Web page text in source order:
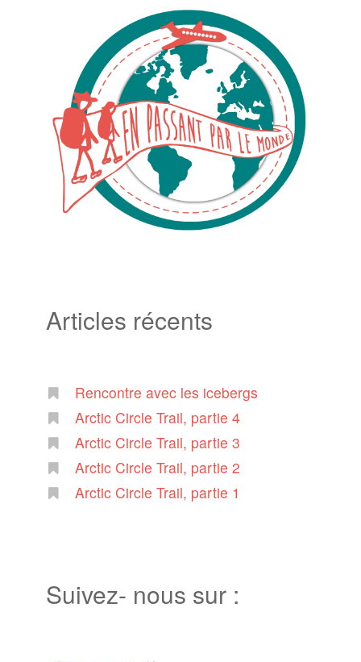
Articles récents
Rencontre avec les icebergs
Arctic Circle Trail, partie 4
Arctic Circle Trail, partie 3
Arctic Circle Trail, partie 2
Arctic Circle Trail, partie 1
Suivez- nous sur :